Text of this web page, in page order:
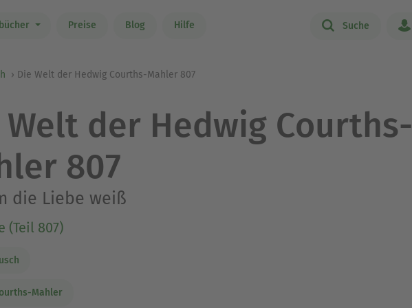
Preise Blog Hilfe Suche
Die Welt der Hedwig Courths-Mahler 807
Welt der Hedwig Courths-
807
die Liebe weiß
(Teil 807)
Mahler